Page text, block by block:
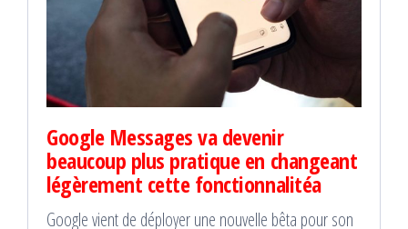
Google Messages va devenir
beaucoup plus pratique en changeant
légèrement cette fonctionnalitéa
Google vient de déployer une nouvelle bêta pour son